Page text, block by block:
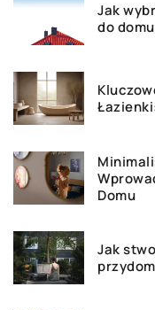
Jak
do
Domu
Jak